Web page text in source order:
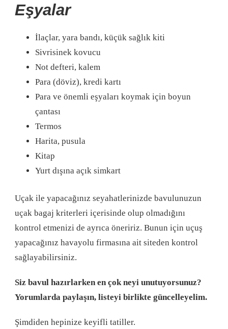
Eşyalar
İlaçlar, yara bandı, küçük sağlık kiti
Sivrisinek kovucu
Not defteri, kalem
Para (döviz), kredi kartı
Para ve önemli eşyaları koymak için boyun
çantası
Termos
Harita, pusula
Kitap
Yurt dışına açık simkart
Uçak ile yapacağınız seyahatlerinizde bavulunuzun
uçak bagaj kriterleri içerisinde olup olmadığını
kontrol etmenizi de ayrıca öneririz. Bunun için uçuş
yapacağınız havayolu firmasına ait siteden kontrol
sağlayabilirsiniz.
Siz bavul hazırlarken en çok neyi unutuyorsunuz?
Yorumlarda paylaşın, listeyi birlikte güncelleyelim.
Şimdiden hepinize keyifli tatiller.